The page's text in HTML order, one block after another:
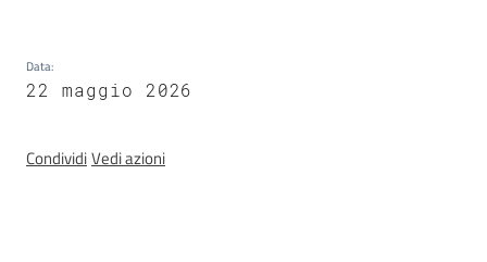
Argomenti
Data:
22 maggio 2026
CondividiVedi azioni